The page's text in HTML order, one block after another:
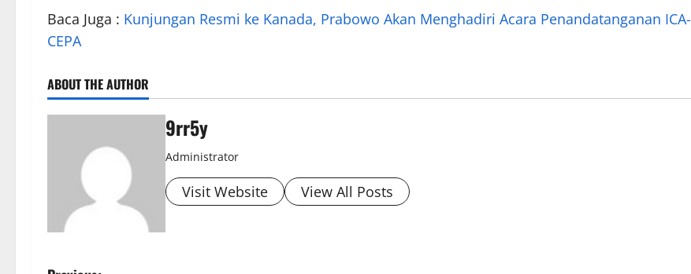
Baca Juga : Kunjungan Resmi ke Kanada, Prabowo Akan Menghadiri Acara Penandatanganan ICA-
CEPA
ABOUT THE AUTHOR
9rr5y
Administrator
Visit Website View All Posts